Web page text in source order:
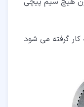
کار گرفته می شود